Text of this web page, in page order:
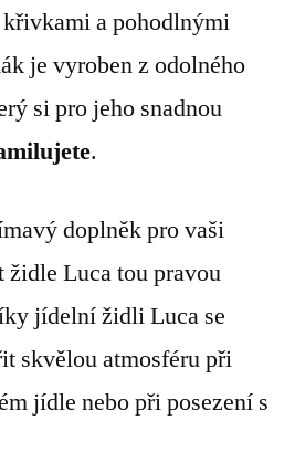
a pohodlnými
je vyroben z odolného
si pro jeho snadnou
.
doplněk pro vaši
Luca tou pravou
jídelní židli Luca se
skvělou atmosféru při
jídle nebo při posezení s